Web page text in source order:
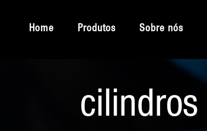
Home Produtos Sobre nós
cilindros